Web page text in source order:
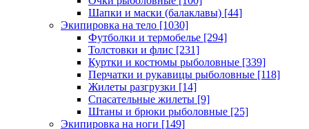
Шапки и маски (балаклавы) [44]
Экипировка на тело [1030]
Футболки и термобелье [294]
Толстовки и флис [231]
Куртки и костюмы рыболовные [339]
Перчатки и рукавицы рыболовные [118]
Жилеты разгрузки [14]
Спасательные жилеты [9]
Штаны и брюки рыболовные [25]
Экипировка на ноги [149]